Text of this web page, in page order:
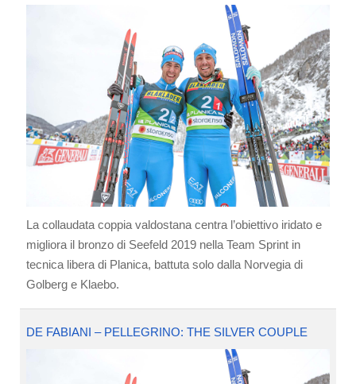
La collaudata coppia valdostana centra l’obiettivo iridato e
migliora il bronzo di Seefeld 2019 nella Team Sprint in
tecnica libera di Planica, battuta solo dalla Norvegia di
Golberg e Klaebo.
DE FABIANI – PELLEGRINO: THE SILVER COUPLE